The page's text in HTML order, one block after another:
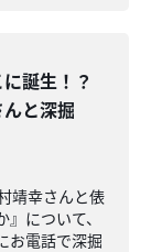
誕生！？
と深掘
靖幸さんと俵
について、
お電話で深掘